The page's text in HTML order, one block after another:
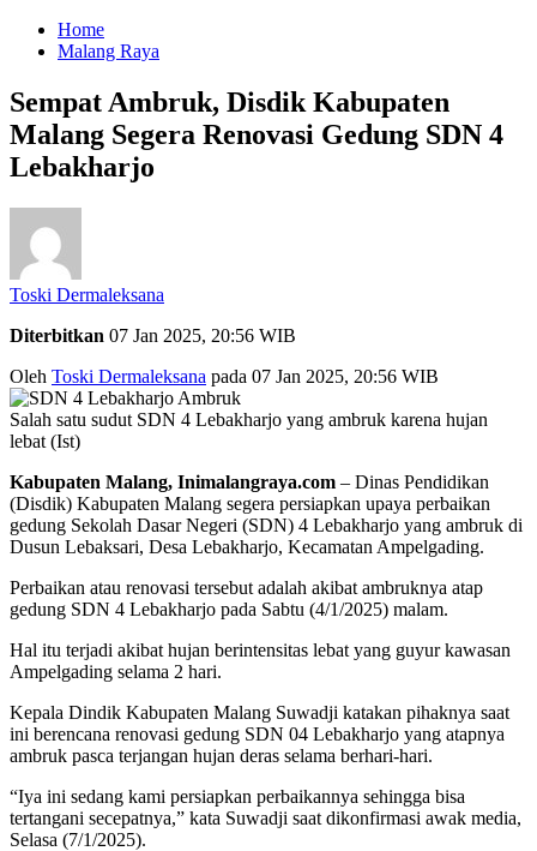
Home
Malang Raya
Sempat Ambruk, Disdik Kabupaten
Malang Segera Renovasi Gedung SDN 4
Lebakharjo
Toski Dermaleksana
Diterbitkan 07 Jan 2025, 20:56 WIB
Oleh Toski Dermaleksana pada 07 Jan 2025, 20:56 WIB
Salah satu sudut SDN 4 Lebakharjo yang ambruk karena hujan
lebat (Ist)
Kabupaten Malang, Inimalangraya.com – Dinas Pendidikan
(Disdik) Kabupaten Malang segera persiapkan upaya perbaikan
gedung Sekolah Dasar Negeri (SDN) 4 Lebakharjo yang ambruk di
Dusun Lebaksari, Desa Lebakharjo, Kecamatan Ampelgading.
Perbaikan atau renovasi tersebut adalah akibat ambruknya atap
gedung SDN 4 Lebakharjo pada Sabtu (4/1/2025) malam.
Hal itu terjadi akibat hujan berintensitas lebat yang guyur kawasan
Ampelgading selama 2 hari.
Kepala Dindik Kabupaten Malang Suwadji katakan pihaknya saat
ini berencana renovasi gedung SDN 04 Lebakharjo yang atapnya
ambruk pasca terjangan hujan deras selama berhari-hari.
“Iya ini sedang kami persiapkan perbaikannya sehingga bisa
tertangani secepatnya,” kata Suwadji saat dikonfirmasi awak media,
Selasa (7/1/2025).